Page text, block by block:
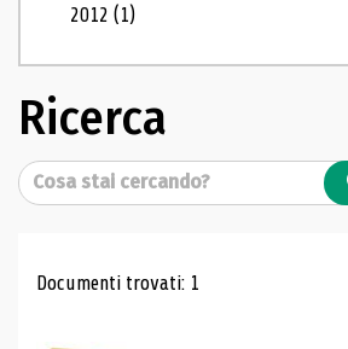
2012(1)
Ricerca
Cerca
Risultati di ricerca
Documenti trovati: 1